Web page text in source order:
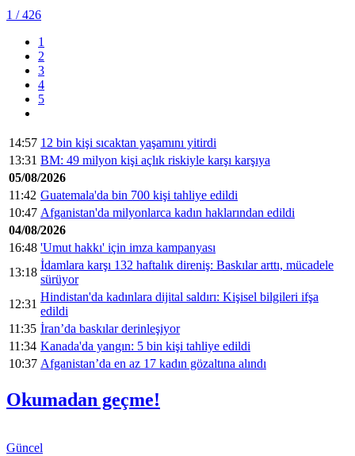
1 / 426
1
2
3
4
5
14:57 12 bin kişi sıcaktan yaşamını yitirdi
13:31 BM: 49 milyon kişi açlık riskiyle karşı karşıya
05/08/2026
11:42 Guatemala'da bin 700 kişi tahliye edildi
10:47 Afganistan'da milyonlarca kadın haklarından edildi
04/08/2026
16:48 'Umut hakkı' için imza kampanyası
13:18
İdamlara karşı 132 haftalık direniş: Baskılar arttı, mücadele
sürüyor
12:31
Hindistan'da kadınlara dijital saldırı: Kişisel bilgileri ifşa
edildi
11:35 İran’da baskılar derinleşiyor
11:34 Kanada'da yangın: 5 bin kişi tahliye edildi
10:37 Afganistan’da en az 17 kadın gözaltına alındı
Okumadan geçme!
Güncel